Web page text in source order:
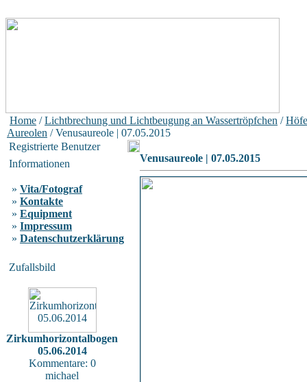
Home /Lichtbrechung und Lichtbeugung an Wassertröpfchen /
Aureolen / Venusaureole | 07.05.2015
Registrierte Benutzer
Informationen
» Vita/Fotograf
» Kontakte
» Equipment
» Impressum
» Datenschutzerklärung
Zufallsbild
Zirkumhorizontalbogen
05.06.2014
Kommentare: 0
michael
Venusaureole | 07.05.2015